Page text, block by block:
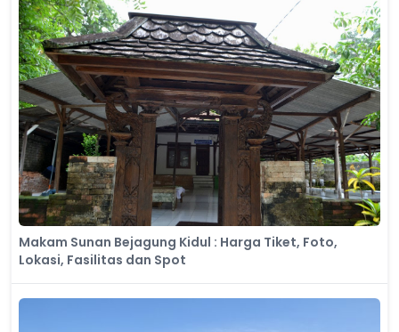
Makam Sunan Bejagung Kidul : Harga Tiket, Foto,
Lokasi, Fasilitas dan Spot